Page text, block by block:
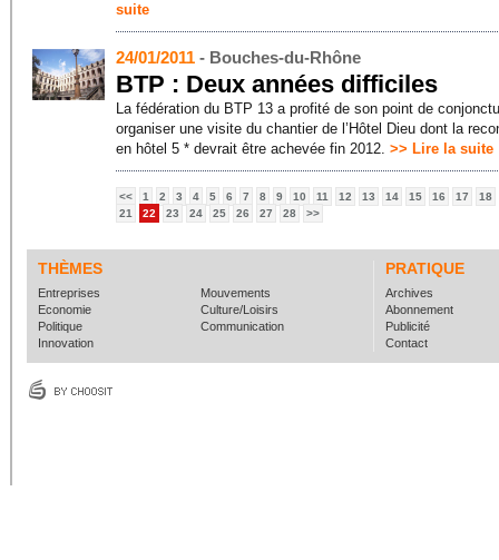
suite
24/01/2011 - Bouches-du-Rhône
BTP : Deux années difficiles
La fédération du BTP 13 a profité de son point de
organiser une visite du chantier de l’Hôtel Dieu dont la
en hôtel 5 * devrait être achevée fin 2012. >> Lire la suite
<< 1 2 3 4 5 6 7 8 9 10 11 12 13 14 15 16 17
18
21
22 23 24 25 26 27 28 >>
THÈMES PRATIQUE
Entreprises
Economie
Politique
Innovation
Mouvements
Culture/Loisirs
Communication
Archives
Abonnement
Publicité
Contact